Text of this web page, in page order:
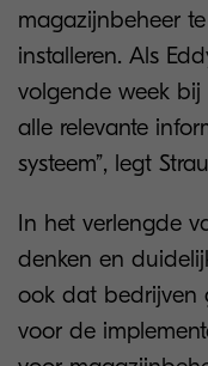
magazijnbeheer
installeren. Als
volgende week
alle relevante
systeem”, legt
In het verlengde
denken en
ook dat bedrijven
voor de